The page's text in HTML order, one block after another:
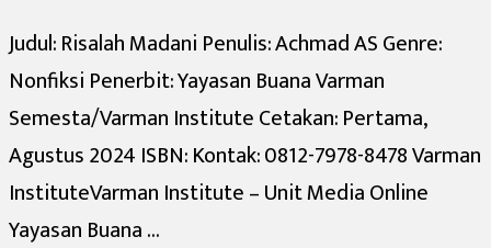
Judul: Risalah Madani Penulis: Achmad AS Genre:
Nonfiksi Penerbit: Yayasan Buana Varman
Semesta/Varman Institute Cetakan: Pertama,
Agustus 2024 ISBN: Kontak: 0812-7978-8478 Varman
InstituteVarman Institute – Unit Media Online
Yayasan Buana …